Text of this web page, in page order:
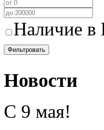
Наличие в
Фильтровать
Новости
С 9 мая!